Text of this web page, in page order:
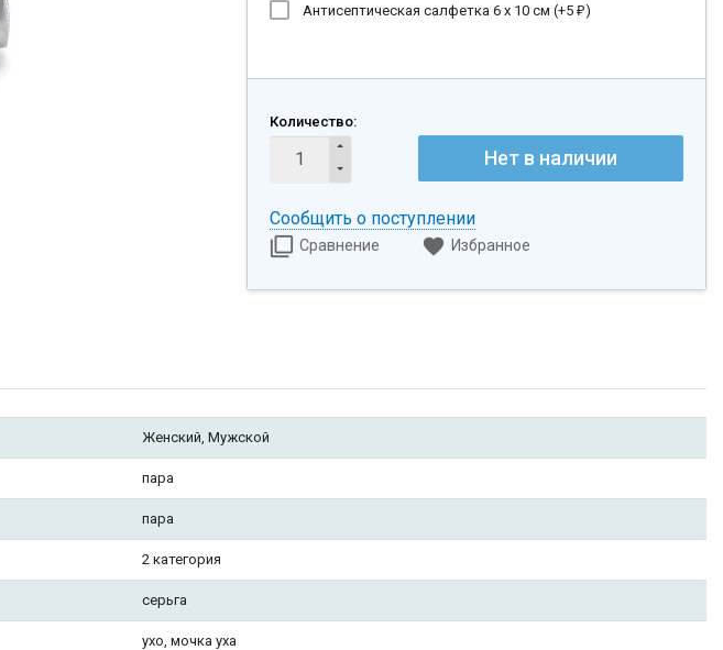
Антисептическая салфетка 6 х 10 см (+5 ₽)
Количество:
Нет в наличии
Сообщить о поступлении
Сравнение Избранное
Женский, Мужской
пара
пара
2 категория
серьга
ухо, мочка уха